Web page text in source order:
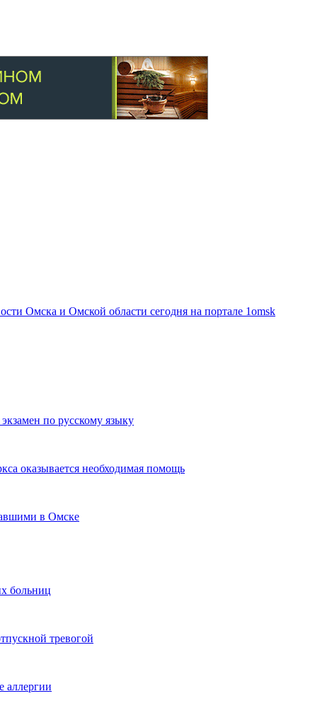
Омска и Омской области сегодня на портале 1omsk
по русскому языку
оказывается необходимая помощь
в Омске
больниц
тревогой
аллергии